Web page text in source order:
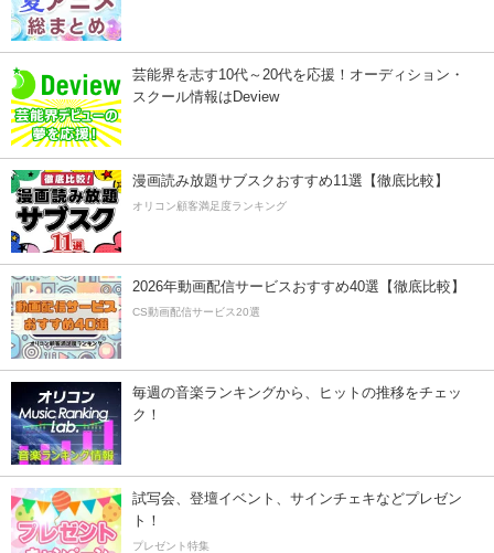
芸能界を志す10代～20代を応援！オーディション・
スクール情報はDeview
漫画読み放題サブスクおすすめ11選【徹底比較】
オリコン顧客満足度ランキング
2026年動画配信サービスおすすめ40選【徹底比較】
CS動画配信サービス20選
毎週の音楽ランキングから、ヒットの推移をチェッ
ク！
試写会、登壇イベント、サインチェキなどプレゼン
ト！
プレゼント特集